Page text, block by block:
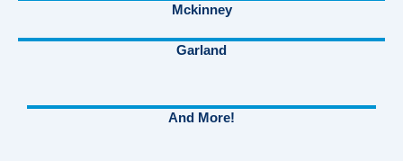
Mckinney
Garland
And More!